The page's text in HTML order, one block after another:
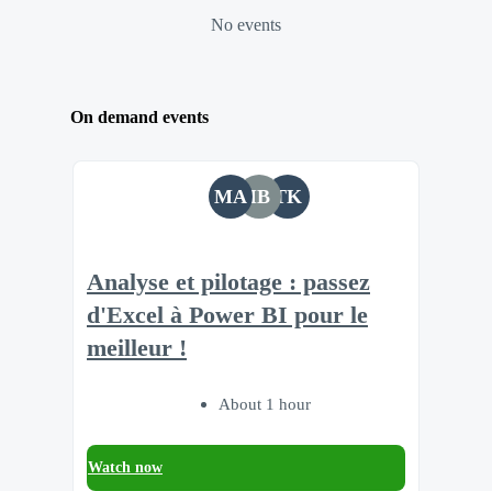
No events
On demand events
MA IB TK
Analyse et pilotage : passez
d'Excel à Power BI pour le
meilleur !
About 1 hour
Watch now